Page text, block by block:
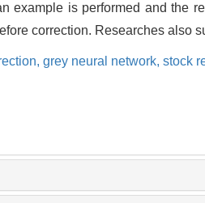
example is performed and the
correction. Researches also
grey neural network, stock